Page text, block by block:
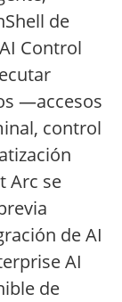
de
Control
—accesos
control
Arc se
de AI
AI
de